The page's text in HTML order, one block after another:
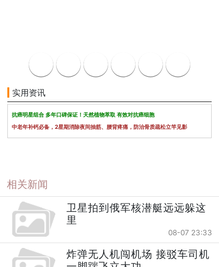
实用资讯
抗癌明星组合 多年口碑保证！天然植物萃取 有效对抗癌细胞
中老年补钙必备，2星期消除夜间抽筋、腰背疼痛，防治骨质疏松立竿见影
相关新闻
卫星拍到俄军核潜艇远远躲这
里
08-07 23:33
炸弹无人机闯机场 接驳车司机